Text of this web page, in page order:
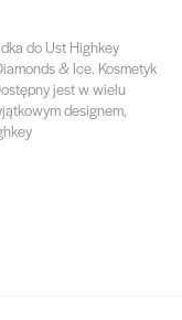
do Ust Highkey
& Ice. Kosmetyk
jest w wielu
designem,